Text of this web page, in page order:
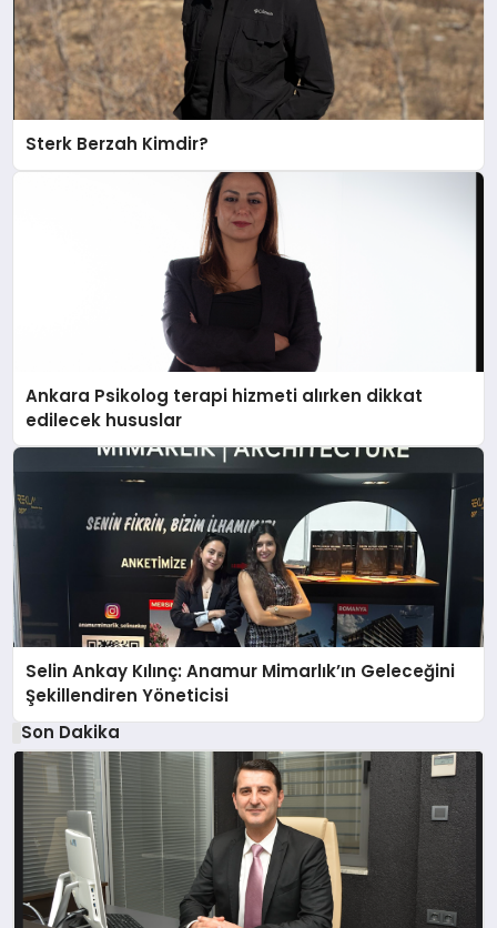
Sterk Berzah Kimdir?
Ankara Psikolog terapi hizmeti alırken dikkat
edilecek hususlar
Selin Ankay Kılınç: Anamur Mimarlık’ın Geleceğini
Şekillendiren Yöneticisi
Son Dakika